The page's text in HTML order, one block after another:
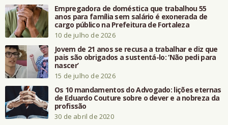
Empregadora de doméstica que trabalhou 55
anos para família sem salário é exonerada de
cargo público na Prefeitura de Fortaleza
10 de julho de 2026
Jovem de 21 anos se recusa a trabalhar e diz que
pais são obrigados a sustentá-lo: ‘Não pedi para
nascer’
15 de julho de 2026
Os 10 mandamentos do Advogado: lições eternas
de Eduardo Couture sobre o dever e a nobreza da
profissão
30 de abril de 2020